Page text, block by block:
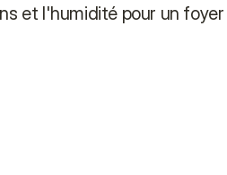
et l'humidité pour un foyer